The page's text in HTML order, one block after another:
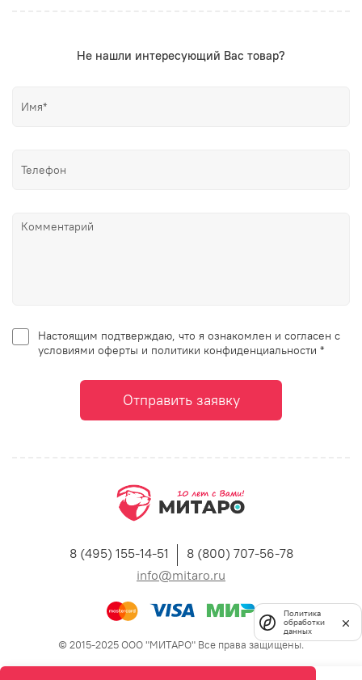
Не нашли интересующий Вас товар?
Настоящим подтверждаю, что я ознакомлен и согласен с
условиями оферты и политики конфиденциальности *
Отправить заявку
8 (495) 155-14-51
8 (800) 707-56-78
info@mitaro.ru
© 2015-2025 ООО "МИТАРО" Все права защищены.
Политика
обработки
данных